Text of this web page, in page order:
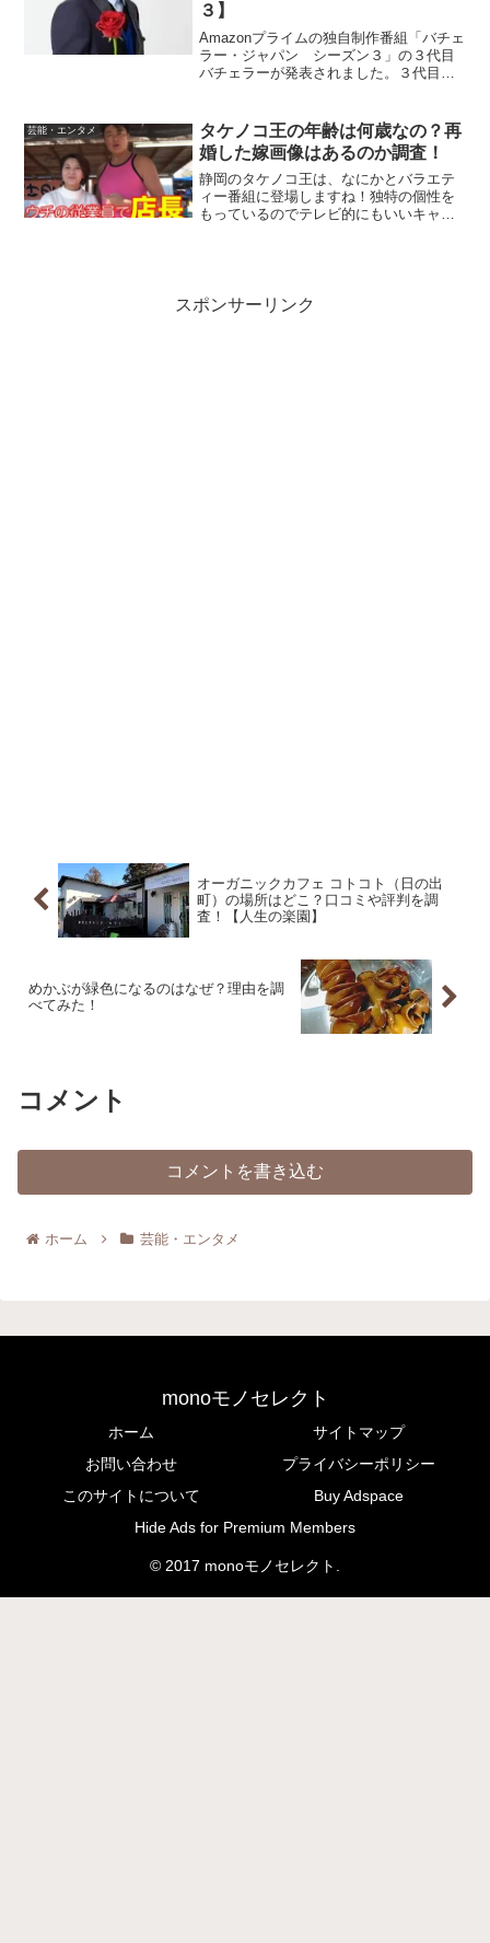
３】
Amazonプライムの独自制作番組「バチェ
ラー・ジャパン シーズン３」の３代目
バチェラーが発表されました。３代目バ
年実業家です。＜速報＞🌹3代目 #バチェ
ラー 発表🌹大...
芸能・エンタメ
タケノコ王の年齢は何歳なの？再
婚した嫁画像はあるのか調査！
静岡のタケノコ王は、なにかとバラエテ
ィー番組に登場しますね！独特の個性を
もっているのでテレビ的にもいいキャラ
スポンサーリンク
オーガニックカフェ コトコト（日の出
町）の場所はどこ？口コミや評判を調
査！【人生の楽園】
めかぶが緑色になるのはなぜ？理由を調
べてみた！
コメント
コメントを書き込む
ホーム 芸能・エンタメ
monoモノセレクト
ホーム
サイトマップ
お問い合わせ
プライバシーポリシー
このサイトについて
Buy Adspace
Hide Ads for Premium Members
© 2017 monoモノセレクト.